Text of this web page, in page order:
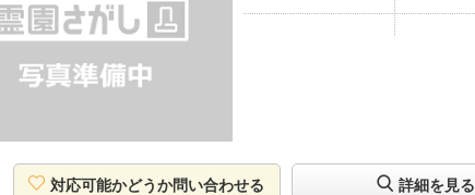
対応可能かどうか問い合わせる 詳細を見る